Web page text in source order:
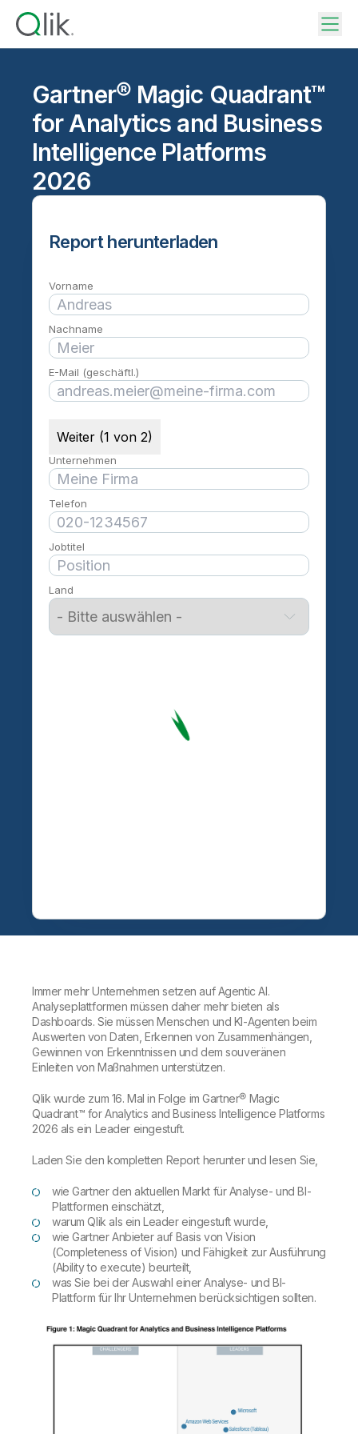
Gartner® Magic Quadrant™
for Analytics and Business
Intelligence Platforms
2026
Report herunterladen
Vorname
Nachname
E-Mail (geschäftl.)
Weiter (1 von 2)
Unternehmen
Telefon
Jobtitel
Land
Immer mehr Unternehmen setzen auf Agentic AI.
Analyseplattformen müssen daher mehr bieten als
Dashboards. Sie müssen Menschen und KI-Agenten beim
Auswerten von Daten, Erkennen von Zusammenhängen,
Gewinnen von Erkenntnissen und dem souveränen
Einleiten von Maßnahmen unterstützen.
Qlik wurde zum 16. Mal in Folge im Gartner® Magic
Quadrant™ for Analytics and Business Intelligence Platforms
2026 als ein Leader eingestuft.
Laden Sie den kompletten Report herunter und lesen Sie,
wie Gartner den aktuellen Markt für Analyse- und BI-
Plattformen einschätzt,
warum Qlik als ein Leader eingestuft wurde,
wie Gartner Anbieter auf Basis von Vision
(Completeness of Vision) und Fähigkeit zur Ausführung
(Ability to execute) beurteilt,
was Sie bei der Auswahl einer Analyse- und BI-
Plattform für Ihr Unternehmen berücksichtigen sollten.